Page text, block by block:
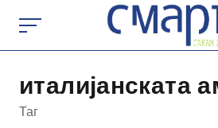
content
италијанската
Таг